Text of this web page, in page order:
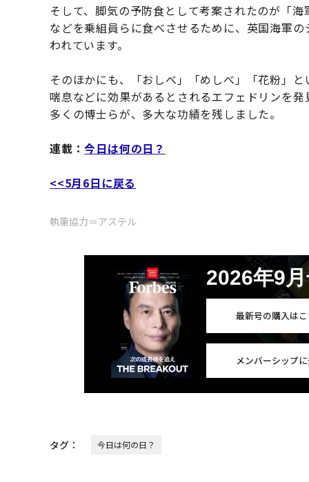
そして、脚気の予防食として考案されたのが「
などを乗組員らに食べさせるために、英国海軍
われています。
そのほかにも、「おしべ」「めしべ」「花粉」
喘息などに効果があるとされるエフェドリンを
多くの博士らが、多大な功績を残しました。
連載：今日は何の日？
<<5月6日に戻る
執筆協力＝アステル
2026年9
最新号の購入は
メンバーシップ
タグ： 今日は何の日？